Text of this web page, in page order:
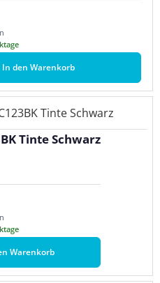
In den Warenkorb
Tinte Schwarz
Warenkorb